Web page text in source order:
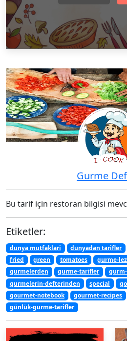
Gurme
Bu tarif için restoran bilgisi
Etiketler:
dunya mutfaklari dunyadan tarifler
fried
green tomatoes gurme-
gurmelerden
gurme-tarifler
gurmelerin-defterinden
special
gourmet-notebook
gourmet-recipes
günlük-gurme-tarifler